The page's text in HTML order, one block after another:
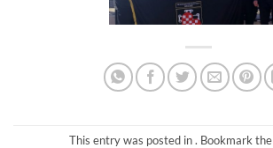
This entry was posted in . Bookmark the